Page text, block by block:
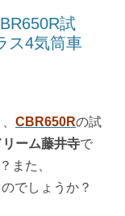
試
ス4気筒車
CBR650Rの試
ーム藤井寺で
また、
でしょうか？